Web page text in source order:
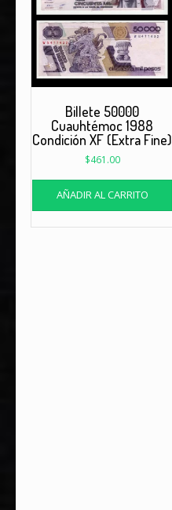
Billete 50000
Cuauhtémoc 1988
Condición XF (Extra Fine)
$461.00
AÑADIR AL CARRITO